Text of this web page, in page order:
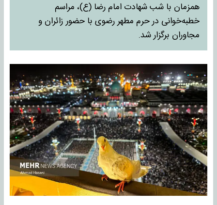
همزمان با شب شهادت امام رضا (ع)، مراسم
خطبه‌خوانی در حرم مطهر رضوی با حضور زائران و
مجاوران برگزار شد.